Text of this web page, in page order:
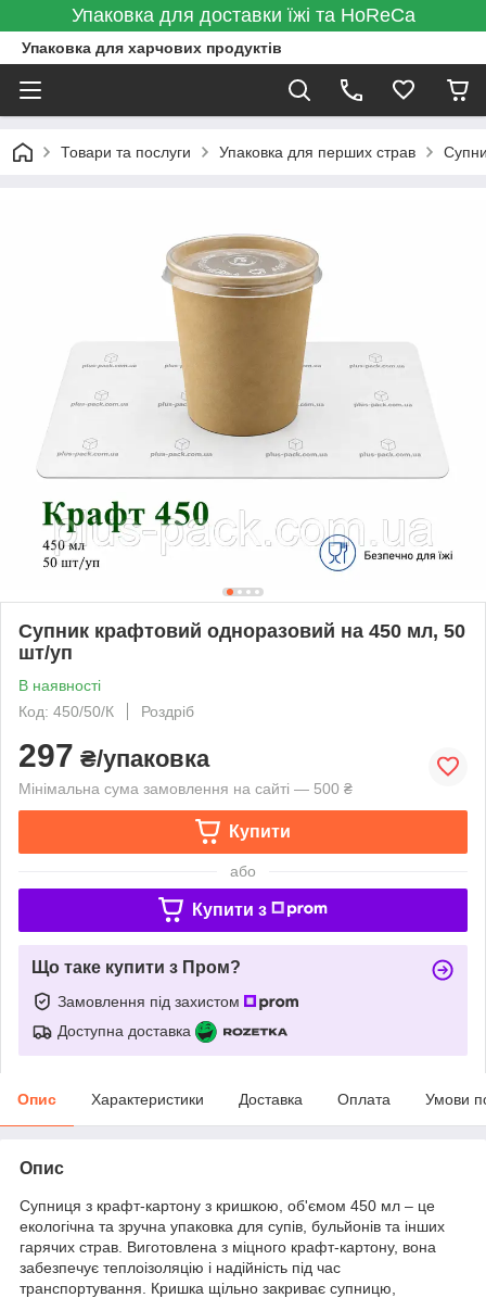
Упаковка для доставки їжі та HoReCa
Упаковка для харчових продуктів
Товари та послуги Упаковка для перших страв
Супник крафтовий одноразовий на 450 мл, 50
шт/уп
В наявності
Код: 450/50/К
Роздріб
297 ₴/упаковка
Мінімальна сума замовлення на сайті — 500 ₴
Купити
або
Купити з
Що таке купити з Пром?
Замовлення під захистом
Доступна доставка
Опис Характеристики Доставка Оплата Умови
Опис
Супниця з крафт-картону з кришкою, об'ємом 450 мл – це
екологічна та зручна упаковка для супів, бульйонів та інших
гарячих страв. Виготовлена з міцного крафт-картону, вона
забезпечує теплоізоляцію і надійність під час
транспортування. Кришка щільно закриває супницю,